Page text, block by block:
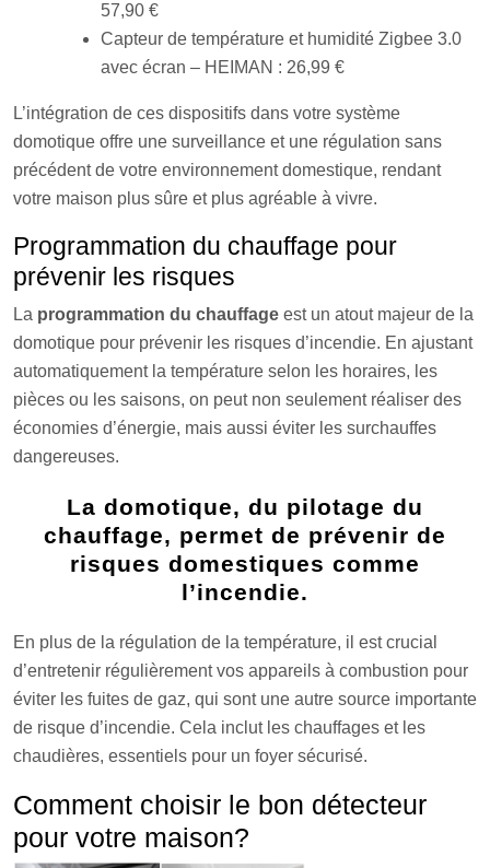
57,90 €
Capteur de température et humidité Zigbee 3.0
avec écran – HEIMAN : 26,99 €
L’intégration de ces dispositifs dans votre système
domotique offre une surveillance et une régulation sans
précédent de votre environnement domestique, rendant
votre maison plus sûre et plus agréable à vivre.
Programmation du chauffage pour
prévenir les risques
La programmation du chauffage est un atout majeur de la
domotique pour prévenir les risques d’incendie. En ajustant
automatiquement la température selon les horaires, les
pièces ou les saisons, on peut non seulement réaliser des
économies d’énergie, mais aussi éviter les surchauffes
dangereuses.
La domotique, du pilotage du
chauffage, permet de prévenir de
risques domestiques comme
l’incendie.
En plus de la régulation de la température, il est crucial
d’entretenir régulièrement vos appareils à combustion pour
éviter les fuites de gaz, qui sont une autre source importante
de risque d’incendie. Cela inclut les chauffages et les
chaudières, essentiels pour un foyer sécurisé.
Comment choisir le bon détecteur
pour votre maison?